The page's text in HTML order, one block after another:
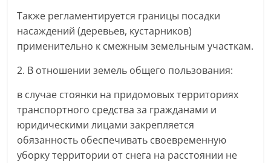
Также регламентируется границы посадки
насаждений (деревьев, кустарников)
применительно к смежным земельным участкам.
2. В отношении земель общего пользования:
в случае стоянки на придомовых территориях
транспортного средства за гражданами и
юридическими лицами закрепляется
обязанность обеспечивать своевременную
уборку территории от снега на расстоянии не